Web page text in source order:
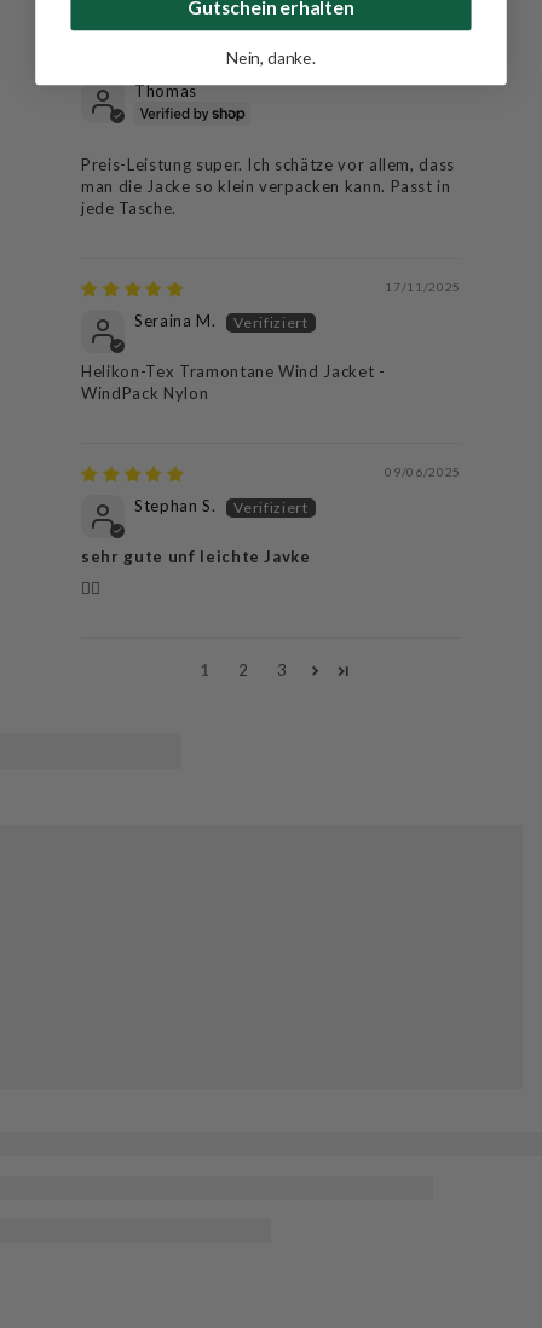
Thomas
Preis-Leistung super. Ich schätze vor allem, dass
man die Jacke so klein verpacken kann. Passt in
jede Tasche.
17/11/2025
Seraina M.
Helikon-Tex Tramontane Wind Jacket -
WindPack Nylon
09/06/2025
Stephan S.
sehr gute unf leichte Javke
👍🏼
1 2 3
Gutschein erhalten
Nein, danke.